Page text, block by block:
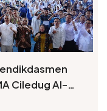
Ciledug Al-